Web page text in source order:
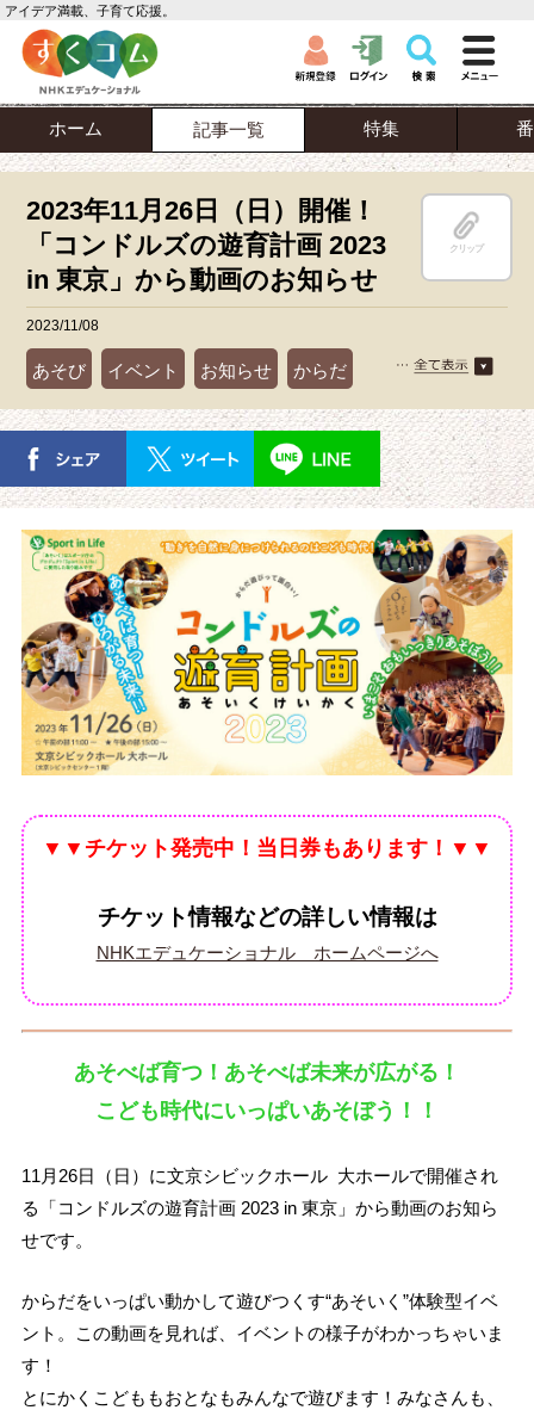
アイデア満載、子育て応援。
ホーム 記事一覧 特集
2023年11月26日（日）開催！
「コンドルズの遊育計画 2023
in 東京」から動画のお知らせ
クリップ
2023/11/08
あそび イベント お知らせ からだ
運動
▼▼チケット発売中！当日券もあります！▼▼
チケット情報などの詳しい情報は
NHKエデュケーショナル ホームページへ
あそべば育つ！あそべば未来が広がる！
こども時代にいっぱいあそぼう！！
11月26日（日）に文京シビックホール 大ホールで開催され
る「コンドルズの遊育計画 2023 in 東京」から動画のお知ら
せです。
からだをいっぱい動かして遊びつくす“あそいく”体験型イベ
ント。この動画を見れば、イベントの様子がわかっちゃいま
す！
とにかくこどももおとなもみんなで遊びます！みなさんも、